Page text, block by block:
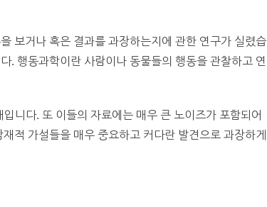
보거나 혹은 결과를 과장하는지에 관한 연구가 실렸습
. 행동과학이란 사람이나 동물들의 행동을 관찰하고 연
니다. 또 이들의 자료에는 매우 큰 노이즈가 포함되어
적 가설들을 매우 중요하고 커다란 발견으로 과장하게